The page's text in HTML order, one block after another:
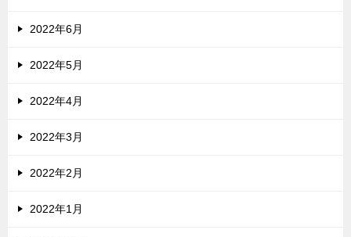
2022年6月
2022年5月
2022年4月
2022年3月
2022年2月
2022年1月